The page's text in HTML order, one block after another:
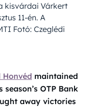
kisvárdai Várkert
11-én. A
Fotó: Czeglédi
Honvéd maintained
OTP Bank
away victories